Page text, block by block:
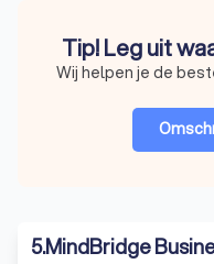
Tip! Leg uit
Wij helpen je de
5.MindBridge